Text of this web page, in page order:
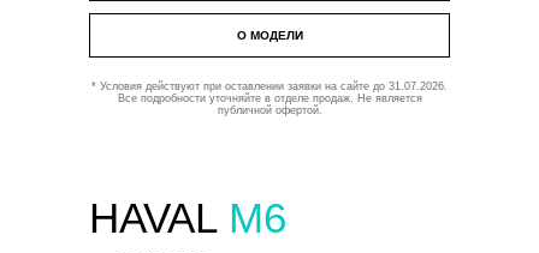
О МОДЕЛИ
* Условия действуют при оставлении заявки на сайте до 31.07.2026.
Все подробности уточняйте в отделе продаж. Не является
публичной офертой.
HAVAL M6